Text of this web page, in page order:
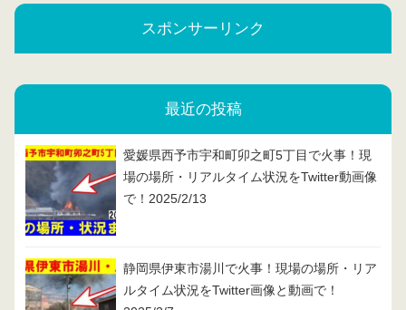
スポンサーリンク
最近の投稿
愛媛県西予市宇和町卯之町5丁目で火事！現
場の場所・リアルタイム状況をTwitter動画像
で！2025/2/13
静岡県伊東市湯川で火事！現場の場所・リア
ルタイム状況をTwitter画像と動画で！